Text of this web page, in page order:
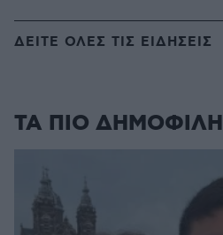
ΔΕΙΤΕ ΟΛΕΣ ΤΙΣ ΕΙΔΗΣΕΙΣ
ΤΑ ΠΙΟ ΔΗΜΟΦΙΛΗ